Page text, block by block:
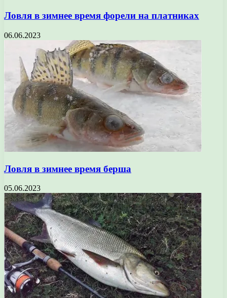
Ловля в зимнее время форели на платниках
06.06.2023
Ловля в зимнее время берша
05.06.2023